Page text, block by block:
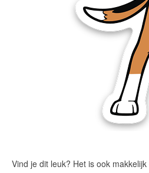
Vind je dit leuk? Het is ook